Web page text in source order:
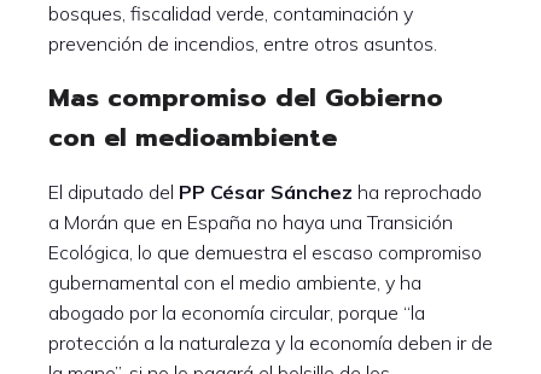
bosques, fiscalidad verde, contaminación y
prevención de incendios, entre otros asuntos.
Mas compromiso del Gobierno
con el medioambiente
El diputado del PP César Sánchez ha reprochado
a Morán que en España no haya una Transición
Ecológica, lo que demuestra el escaso compromiso
gubernamental con el medio ambiente, y ha
abogado por la economía circular, porque “la
protección a la naturaleza y la economía deben ir de